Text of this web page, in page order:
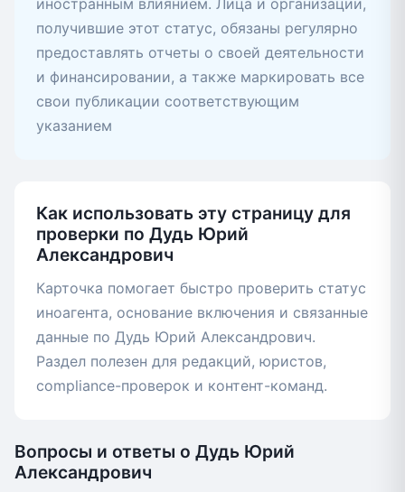
иностранным влиянием. Лица и организации,
получившие этот статус, обязаны регулярно
предоставлять отчеты о своей деятельности
и финансировании, а также маркировать все
свои публикации соответствующим
указанием
Как использовать эту страницу для
проверки по Дудь Юрий
Александрович
Карточка помогает быстро проверить статус
иноагента, основание включения и связанные
данные по Дудь Юрий Александрович.
Раздел полезен для редакций, юристов,
compliance-проверок и контент-команд.
Вопросы и ответы о Дудь Юрий
Александрович